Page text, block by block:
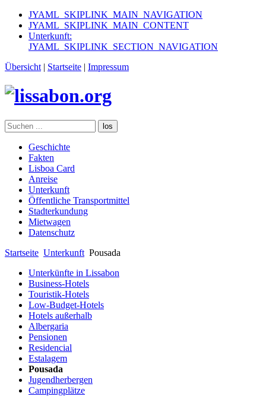
JYAML_SKIPLINK_MAIN_NAVIGATION
JYAML_SKIPLINK_MAIN_CONTENT
Unterkunft:
JYAML_SKIPLINK_SECTION_NAVIGATION
Übersicht | Startseite | Impressum
los
Geschichte
Fakten
Lisboa Card
Anreise
Unterkunft
Öffentliche Transportmittel
Stadterkundung
Mietwagen
Datenschutz
Startseite Unterkunft Pousada
Unterkünfte in Lissabon
Business-Hotels
Touristik-Hotels
Low-Budget-Hotels
Hotels außerhalb
Albergaria
Pensionen
Residencial
Estalagem
Pousada
Jugendherbergen
Campingplätze